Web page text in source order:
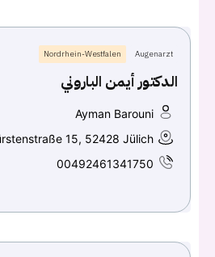
Augenarzt
Nordrhein-Westfalen
الدكتور أيمن الباروني
Ayman Barouni
15, 52428 Jülich
00492461341750